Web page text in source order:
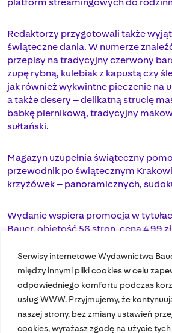
Serwisy internetowe Wydawnictwa
między innymi pliki cookies w celu
odpowiedniego komfortu podczas
usług WWW. Przyjmujemy, że
naszej strony, bez zmiany ustawień
cookies, wyrażasz zgodę na użycie
Redaktorzy przygotowali także
świąteczne dania. W numerze
przepisy na tradycyjny czerwony
zupę rybną, kulebiak z kapustą czy
jak również wykwintne pieczenie na
a także desery – delikatną struclę
babkę piernikową, tradycyjny
sułtański.
Magazyn uzupełnia świąteczny
przewodnik po świątecznym
krzyżówek – panoramicznych,
Wydanie wspiera promocja w
Bauer, objętość 56 stron, cena 4,99 zł.